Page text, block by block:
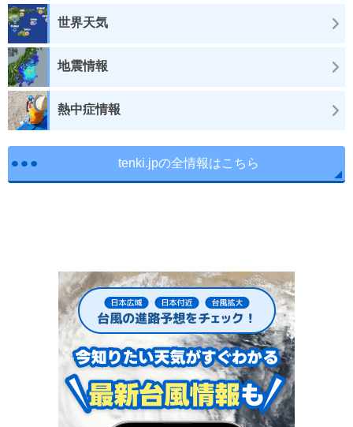
世界天気
地震情報
熱中症情報
tenki.jpの全情報はこちら